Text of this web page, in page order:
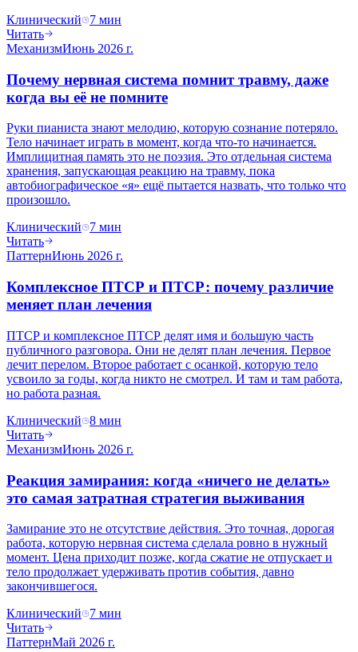
Клинический
7 мин
Читать
МеханизмИюнь 2026 г.
Почему нервная система помнит травму, даже
когда вы её не помните
Руки пианиста знают мелодию, которую сознание потеряло.
Тело начинает играть в момент, когда что-то начинается.
Имплицитная память это не поэзия. Это отдельная система
хранения, запускающая реакцию на травму, пока
автобиографическое «я» ещё пытается назвать, что только что
произошло.
Клинический
7 мин
Читать
ПаттернИюнь 2026 г.
Комплексное ПТСР и ПТСР: почему различие
меняет план лечения
ПТСР и комплексное ПТСР делят имя и большую часть
публичного разговора. Они не делят план лечения. Первое
лечит перелом. Второе работает с осанкой, которую тело
усвоило за годы, когда никто не смотрел. И там и там работа,
но работа разная.
Клинический
8 мин
Читать
МеханизмИюнь 2026 г.
Реакция замирания: когда «ничего не делать»
это самая затратная стратегия выживания
Замирание это не отсутствие действия. Это точная, дорогая
работа, которую нервная система сделала ровно в нужный
момент. Цена приходит позже, когда сжатие не отпускает и
тело продолжает удерживать против события, давно
закончившегося.
Клинический
7 мин
Читать
ПаттернМай 2026 г.